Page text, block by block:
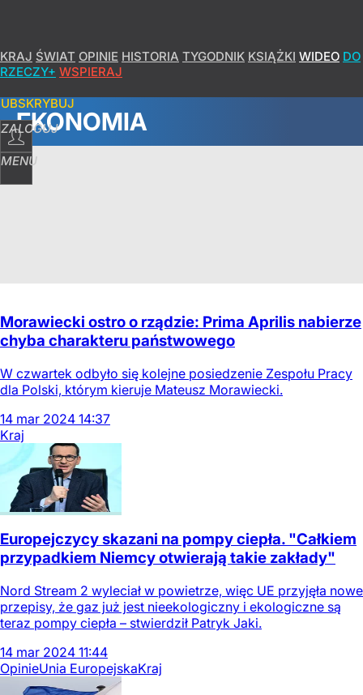
KRAJ ŚWIAT OPINIE HISTORIA TYGODNIK KSIĄŻKI WIDEO DO
RZECZY+ WSPIERAJ
ZALOGUJ
MENU
EKONOMIA
Morawiecki ostro o rządzie: Prima Aprilis nabierze
chyba charakteru państwowego
W czwartek odbyło się kolejne posiedzenie Zespołu Pracy
dla Polski, którym kieruje Mateusz Morawiecki.
14 mar 2024 14:37
Kraj
Europejczycy skazani na pompy ciepła. "Całkiem
przypadkiem Niemcy otwierają takie zakłady"
Nord Stream 2 wyleciał w powietrze, więc UE przyjęła nowe
przepisy, że gaz już jest nieekologiczny i ekologiczne są
teraz pompy ciepła – stwierdził Patryk Jaki.
14 mar 2024 11:44
OpinieUnia EuropejskaKraj